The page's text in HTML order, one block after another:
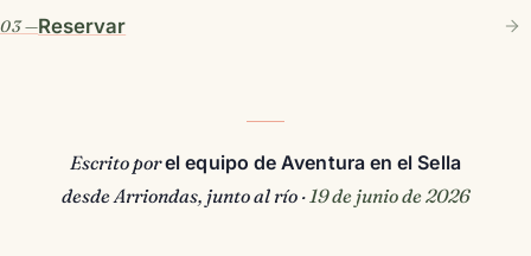
Reservar
Escrito porel equipo de Aventura en el Sella
desde Arriondas, junto al río · 19 de junio de 2026